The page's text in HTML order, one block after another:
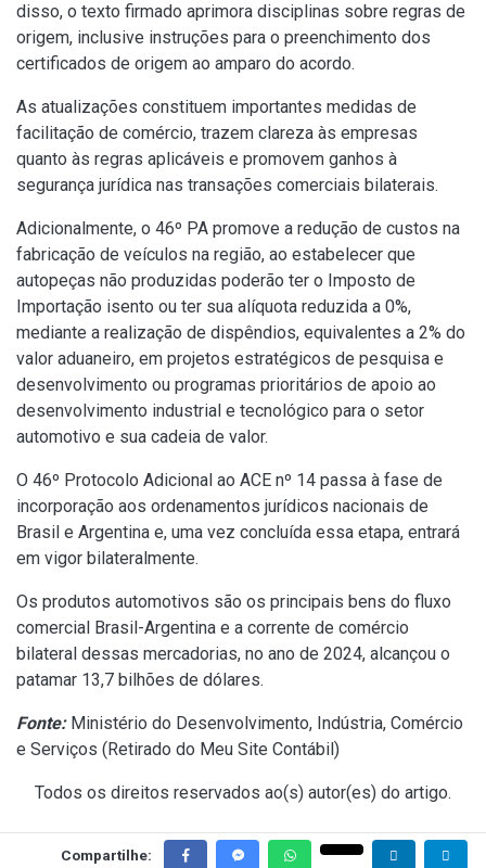
disso, o texto firmado aprimora disciplinas sobre regras de
origem, inclusive instruções para o preenchimento dos
certificados de origem ao amparo do acordo.
As atualizações constituem importantes medidas de
facilitação de comércio, trazem clareza às empresas
quanto às regras aplicáveis e promovem ganhos à
segurança jurídica nas transações comerciais bilaterais.
Adicionalmente, o 46º PA promove a redução de custos na
fabricação de veículos na região, ao estabelecer que
autopeças não produzidas poderão ter o Imposto de
Importação isento ou ter sua alíquota reduzida a 0%,
mediante a realização de dispêndios, equivalentes a 2% do
valor aduaneiro, em projetos estratégicos de pesquisa e
desenvolvimento ou programas prioritários de apoio ao
desenvolvimento industrial e tecnológico para o setor
automotivo e sua cadeia de valor.
O 46º Protocolo Adicional ao ACE nº 14 passa à fase de
incorporação aos ordenamentos jurídicos nacionais de
Brasil e Argentina e, uma vez concluída essa etapa, entrará
em vigor bilateralmente.
Os produtos automotivos são os principais bens do fluxo
comercial Brasil-Argentina e a corrente de comércio
bilateral dessas mercadorias, no ano de 2024, alcançou o
patamar 13,7 bilhões de dólares.
Fonte:Ministério do Desenvolvimento, Indústria, Comércio
e Serviços ( Retirado do Meu Site Contábil )
Todos os direitos reservados ao(s) autor(es) do artigo.
Compartilhe: